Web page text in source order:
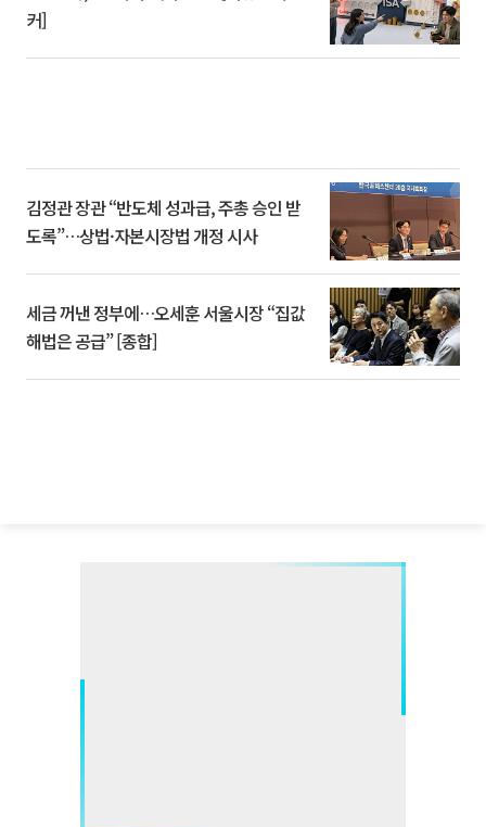
커]
김정관 장관 “반도체 성과급, 주총 승인 받
도록”…상법·자본시장법 개정 시사
세금 꺼낸 정부에…오세훈 서울시장 “집값
해법은 공급” [종합]